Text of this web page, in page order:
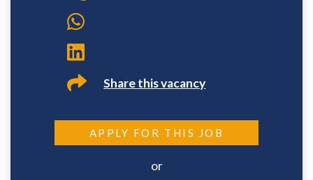
Share this vacancy
APPLY FOR THIS JOB
or